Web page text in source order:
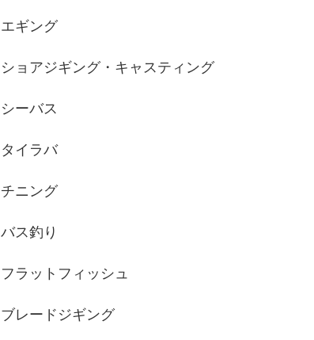
エギング
ショアジギング・キャスティング
シーバス
タイラバ
チニング
バス釣り
フラットフィッシュ
ブレードジギング